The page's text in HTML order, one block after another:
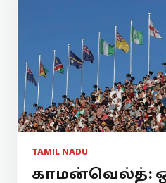
TAMIL NADU
காமன்வெல்த்: